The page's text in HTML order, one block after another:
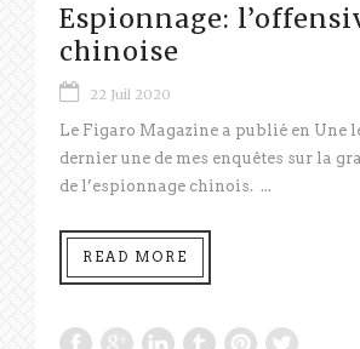
Espionnage:
chinoise
22 Juil 2020
Le Figaro Magazine a publié en Une
dernier une de mes enquêtes sur la
de l’espionnage chinois. ...
READ MORE